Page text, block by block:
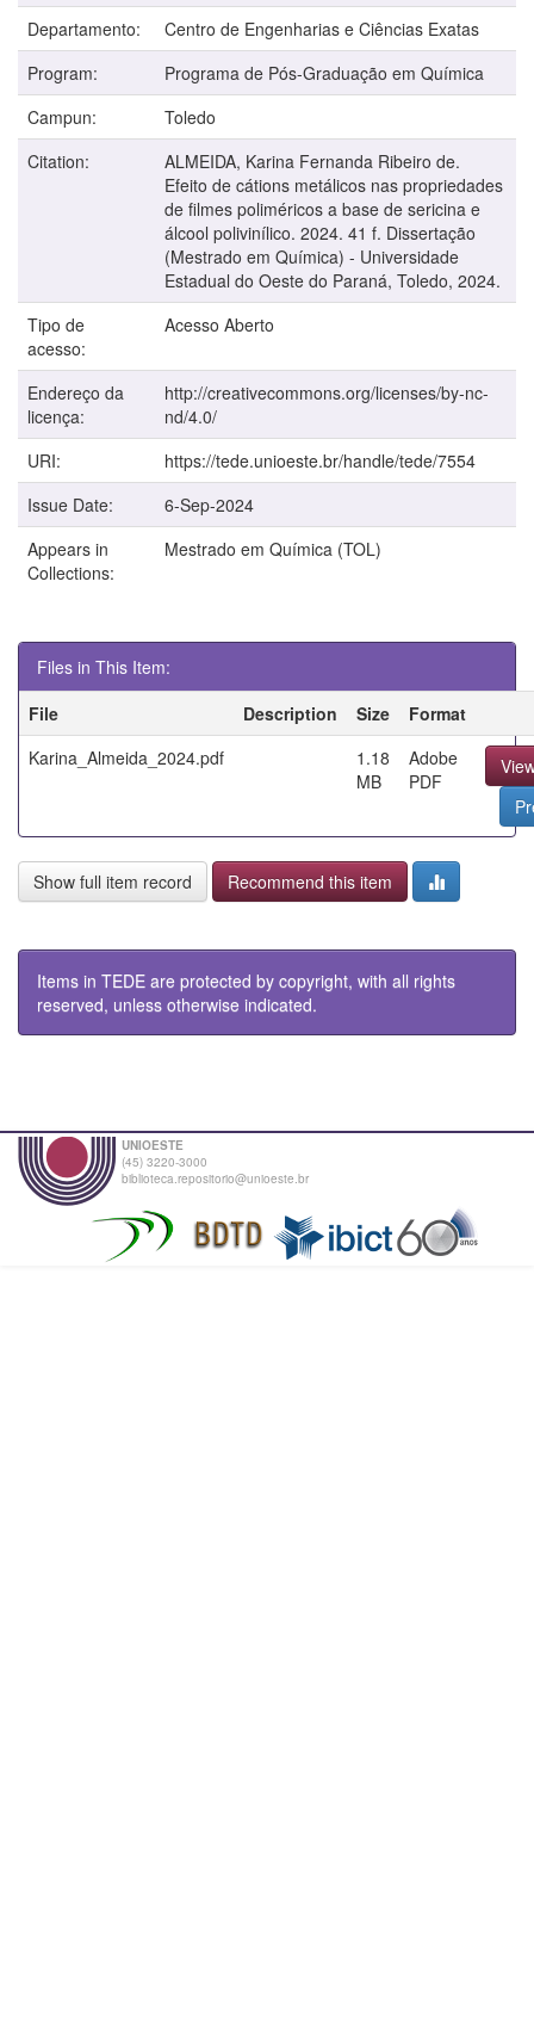
Departamento:
Centro de Engenharias e Ciências Exatas
Program:
Programa de Pós-Graduação em Química
Campun:
Toledo
Citation:
ALMEIDA, Karina Fernanda Ribeiro de.
Efeito de cátions metálicos nas propriedades
de filmes poliméricos a base de sericina e
álcool polivinílico. 2024. 41 f. Dissertação
(Mestrado em Química) - Universidade
Estadual do Oeste do Paraná, Toledo, 2024.
Tipo de
acesso:
Acesso Aberto
Endereço da
licença:
http://creativecommons.org/licenses/by-nc-
nd/4.0/
URI:
https://tede.unioeste.br/handle/tede/7554
Issue Date:
6-Sep-2024
Appears in
Collections:
Mestrado em Química (TOL)
Files in This Item:
File
Description Size
Format
Karina_Almeida_2024.pdf
1.18
MB
Adobe
PDF
Show full item record Recommend this item
Items in TEDE are protected by copyright, with all rights
reserved, unless otherwise indicated.
UNIOESTE
(45) 3220-3000
biblioteca.repositorio@unioeste.br